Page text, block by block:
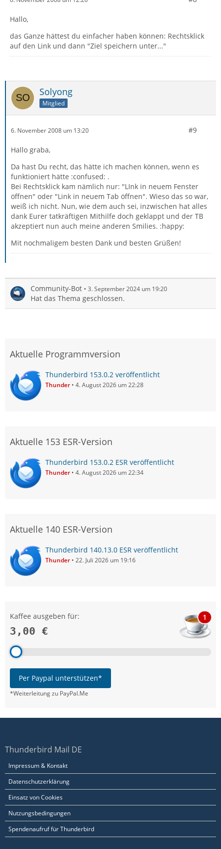
Hallo,
das Ganze hättest du einfacher haben können: Rechtsklick
auf den Link und dann "Ziel speichern unter..."
Solyong
Mitglied
6. November 2008 um 13:20 #9
Hallo graba,
Da hast Du recht, das hätte ich machen können, wenn es
funktioniert hätte :confused: .
Bei Rechtsklick kam nämlich nur: "LInk in neuem Fenster
öffnen" oder "Link in neuem Tab öffnen". Wieso das so war,
weiß ich nicht. Nun, wie dem auch sei, inzwischen hat alles
dank Eurer tatkräftigen Mithilfe doch geklappt und der TB
akzeptiert nun auch meine anderen Smilies. :happy:
Mit nochmaligem besten Dank und besten Grüßen!
Community-Bot 3. September 2024 um 19:20
Hat das Thema geschlossen.
Aktuelle Programmversion
Thunderbird 153.0.2 veröffentlicht
Thunder 4. August 2026 um 22:28
Aktuelle 153 ESR-Version
Thunderbird 153.0.2 ESR veröffentlicht
Thunder 4. August 2026 um 22:34
Aktuelle 140 ESR-Version
Thunderbird 140.13.0 ESR veröffentlicht
Thunder 22. Juli 2026 um 19:16
Kaffee ausgeben für:
3,00 €
1
Per Paypal unterstützen*
*Weiterleitung zu PayPal.Me
Thunderbird Mail DE
Impressum & Kontakt
Datenschutzerklärung
Einsatz von Cookies
Nutzungsbedingungen
Spendenaufruf für Thunderbird